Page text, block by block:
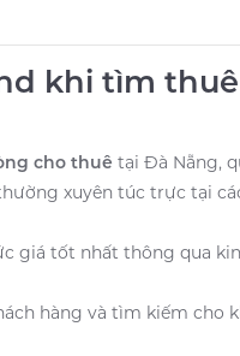
khi tìm
cho thuê tại Đà Nẵng,
xuyên túc trực tại
giá tốt nhất thông qua
hàng và tìm kiếm cho